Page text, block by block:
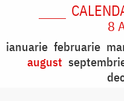
8
ianuarie februarie
august